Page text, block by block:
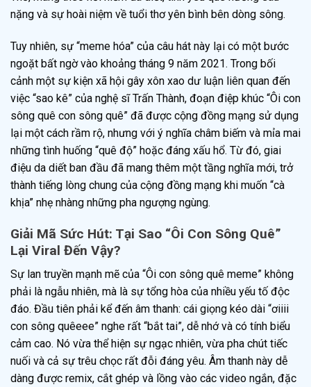
nặng và sự hoài niệm về tuổi thơ yên bình bên dòng sông.
Tuy nhiên, sự “meme hóa” của câu hát này lại có một bước
ngoặt bất ngờ vào khoảng tháng 9 năm 2021. Trong bối
cảnh một sự kiện xã hội gây xôn xao dư luận liên quan đến
việc “sao kê” của nghệ sĩ Trấn Thành, đoạn điệp khúc “Ôi con
sông quê con sông quê” đã được cộng đồng mạng sử dụng
lại một cách rầm rộ, nhưng với ý nghĩa châm biếm và mỉa mai
những tình huống “quê độ” hoặc đáng xấu hổ. Từ đó, giai
điệu da diết ban đầu đã mang thêm một tầng nghĩa mới, trở
thành tiếng lòng chung của cộng đồng mạng khi muốn “cà
khịa” nhẹ nhàng những pha ngượng ngùng.
Giải Mã Sức Hút: Tại Sao “Ôi Con Sông Quê”
Lại Viral Đến Vậy?
Sự lan truyền mạnh mẽ của “Ôi con sông quê meme” không
phải là ngẫu nhiên, mà là sự tổng hòa của nhiều yếu tố độc
đáo. Đầu tiên phải kể đến âm thanh: cái giọng kéo dài “ơiiii
con sông quêeee” nghe rất “bắt tai”, dễ nhớ và có tính biểu
cảm cao. Nó vừa thể hiện sự ngạc nhiên, vừa pha chút tiếc
nuối và cả sự trêu chọc rất đỗi đáng yêu. Âm thanh này dễ
dàng được remix, cắt ghép và lồng vào các video ngắn, đặc